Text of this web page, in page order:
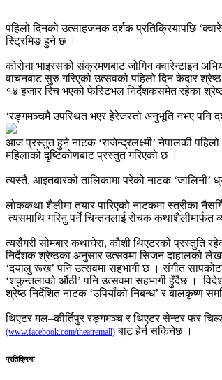
पहिलो दिनको उत्साहजनक दर्शक प्रतिक्रियापछि
स्ट्रिमिङ हुने छ ।
कोरोना भाइरसको संक्रमणबाट जोगिन क्वारेन्टाइन
वाचनबाट सुरु गरिएको उत्सवको पहिलो दिन केदार
१४ हजार रिच भएको फेस्टिभल निर्देशकसमेत रहेका
‘रङ्गमञ्चमै उपस्थित भएर हेरेजस्तो अनुभूति नभए पनि
आज प्रस्तुत हुने नाटक ‘राजेन्द्रलक्ष्मी’ नेपालकी
महिलाको दृष्टिकोणबाट प्रस्तुत गरिएको छ ।
त्यस्तै, आइतबारको तालिकामा परेको नाटक ‘जालिनी’
लोककथा शैलीमा तयार पारिएको नाटकमा स्त्रीका
त्यसमाथि गरिनु पर्ने चिन्तनलाई रोचक कथाशैलीमार्फत
त्यसैगरी सोमबार कथाघेरा, कौशी थिएटरको प्रस्तुति
निर्देशक श्रेष्ठका अनुसार उत्सवमा सिजन दाहालको
‘दयालु रूख’ पनि उत्सवमा सहभागी छ । संगीत
‘शकुन्तलाको औंठी’ पनि उत्सवमा सहभागी हुँदैछ ।
श्रेष्ठ निर्देशित नाटक ‘उपियाँको निबन्ध’ र
थिएटर मल–कीर्तिपुर रङ्गमञ्च र थिएटर सेन्टर फर
(www.facebook.com/theatremall) बाट हेर्न सकिनेछ ।
प्रतिक्रिया